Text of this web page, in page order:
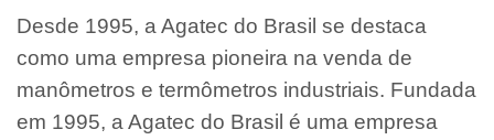
Desde 1995, a Agatec do Brasil se destaca
como uma empresa pioneira na venda de
manômetros e termômetros industriais. Fundada
em 1995, a Agatec do Brasil é uma empresa